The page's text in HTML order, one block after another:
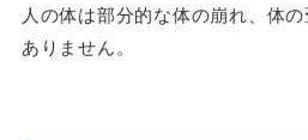
人の体は部分的な体の崩れ、体
ありません。